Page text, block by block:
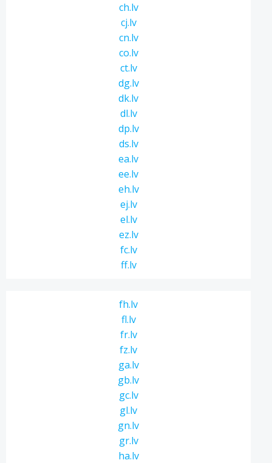
ch.lv
cj.lv
cn.lv
co.lv
ct.lv
dg.lv
dk.lv
dl.lv
dp.lv
ds.lv
ea.lv
ee.lv
eh.lv
ej.lv
el.lv
ez.lv
fc.lv
ff.lv
fh.lv
fl.lv
fr.lv
fz.lv
ga.lv
gb.lv
gc.lv
gl.lv
gn.lv
gr.lv
ha.lv